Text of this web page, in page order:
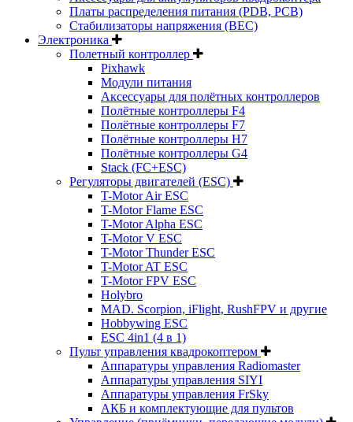
Платы распределения питания (PDB, PCB)
Стабилизаторы напряжения (BEC)
Электроника
Полетный контроллер
Pixhawk
Модули питания
Аксессуары для полётных контроллеров
Полётные контроллеры F4
Полётные контроллеры F7
Полётные контроллеры H7
Полётные контроллеры G4
Stack (FC+ESC)
Регуляторы двигателей (ESC)
T-Motor Air ESC
T-Motor Flame ESC
T-Motor Alpha ESC
T-Motor V ESC
T-Motor Thunder ESC
T-Motor AT ESC
T-Motor FPV ESC
Holybro
MAD. Scorpion, iFlight, RushFPV и другие
Hobbywing ESC
ESC 4in1 (4 в 1)
Пульт управления квадрокоптером
Аппаратуры управления Radiomaster
Аппаратуры управления SIYI
Аппаратуры управления FrSky
АКБ и комплектующие для пультов